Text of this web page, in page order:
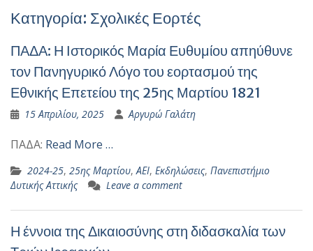
Κατηγορία: Σχολικές Εορτές
ΠΑΔΑ: Η Ιστορικός Μαρία Ευθυμίου απηύθυνε
τον Πανηγυρικό Λόγο του εορτασμού της
Εθνικής Επετείου της 25ης Μαρτίου 1821
15 Απριλίου, 2025 Αργυρώ Γαλάτη
ΠΑΔΑ: Read More …
2024-25, 25ης Μαρτίου,ΑΕΙ, Εκδηλώσεις, Πανεπιστήμιο
Δυτικής Αττικής
Leave a comment
Η έννοια της Δικαιοσύνης στη διδασκαλία των